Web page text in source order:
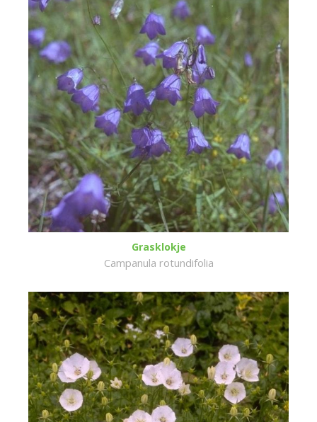
Grasklokje
Campanula rotundifolia